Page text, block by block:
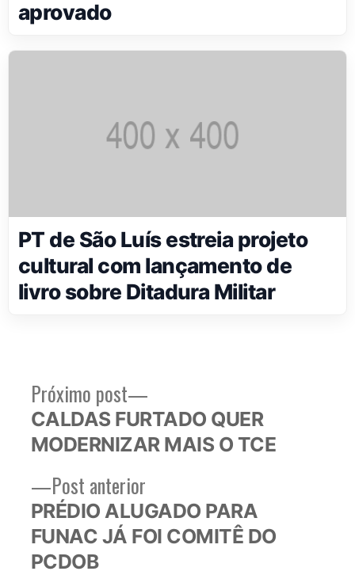
aprovado
PT de São Luís estreia projeto
cultural com lançamento de
livro sobre Ditadura Militar
Navegação
de
Post
Post anteriorPost
anterior:
PRÉDIO ALUGADO PARA
FUNAC JÁ FOI COMITÊ DO
PCDOB
Próximo post
Próximo
post:
CALDAS FURTADO QUER
MODERNIZAR MAIS O TCE